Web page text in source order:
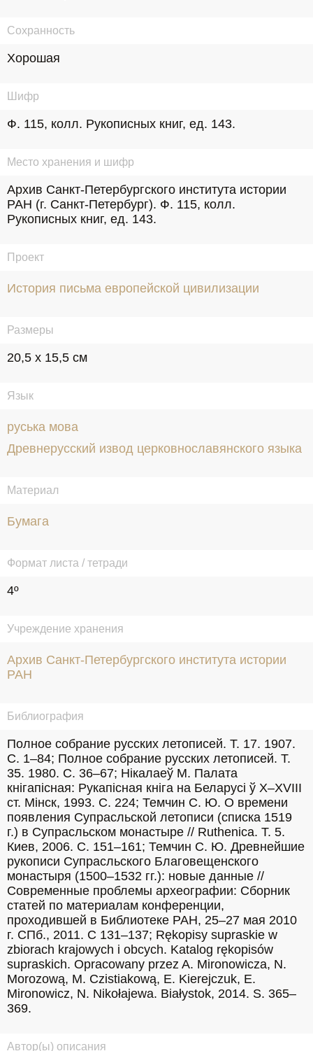
Сохранность
Хорошая
Шифр
Ф. 115, колл. Рукописных книг, ед. 143.
Место хранения и шифр
Архив Санкт-Петербургского института истории
РАН (г. Санкт-Петербург). Ф. 115, колл.
Рукописных книг, ед. 143.
Проект
История письма европейской цивилизации
Размеры
20,5 х 15,5 см
Язык
руська мова
Древнерусский извод церковнославянского языка
Материал
Бумага
Формат листа / тетради
4º
Учреждение хранения
Архив Санкт-Петербургского института истории
РАН
Библиография
Полное собрание русских летописей. Т. 17. 1907.
С. 1–84; Полное собрание русских летописей. Т.
35. 1980. С. 36–67; Нiкалаеў М. Палата
кнiгапiсная: Рукапiсная кнiга на Беларусi ў X–XVIII
ст. Мiнск, 1993. С. 224; Темчин С. Ю. О времени
появления Супрасльской летописи (списка 1519
г.) в Супрасльском монастыре // Ruthenica. T. 5.
Киев, 2006. С. 151–161; Темчин С. Ю. Древнейшие
рукописи Супрасльского Благовещенского
монастыря (1500–1532 гг.): новые данные //
Современные проблемы археографии: Сборник
статей по материалам конференции,
проходившей в Библиотеке РАН, 25–27 мая 2010
г. СПб., 2011. С 131–137; Rękopisy supraskie w
zbiorach krajowych i obcych. Katalog rękopisów
supraskich. Opracowany przez A. Mironowicza, N.
Morozową, M. Czistiakową, E. Kierejczuk, E.
Mironowicz, N. Nikołajewa. Białystok, 2014. S. 365–
369.
Автор(ы) описания